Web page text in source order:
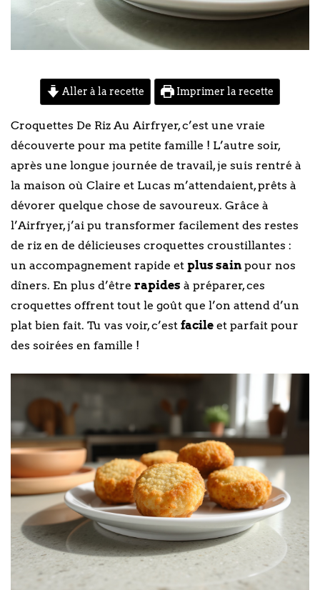
Aller à la recette Imprimer la recette
Croquettes De Riz Au Airfryer, c’est une vraie
découverte pour ma petite famille ! L’autre soir,
après une longue journée de travail, je suis rentré à
la maison où Claire et Lucas m’attendaient, prêts à
dévorer quelque chose de savoureux. Grâce à
l’Airfryer, j’ai pu transformer facilement des restes
de riz en de délicieuses croquettes croustillantes :
un accompagnement rapide et plus sain pour nos
dîners. En plus d’être rapides à préparer, ces
croquettes offrent tout le goût que l’on attend d’un
plat bien fait. Tu vas voir, c’est facile et parfait pour
des soirées en famille !